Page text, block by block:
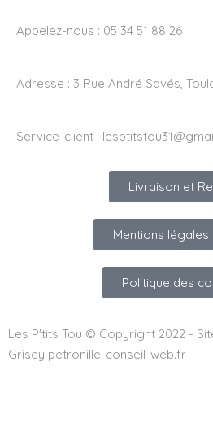
Appelez-nous : 05 34 51 88 26
Adresse : 3 Rue André Savés,
Service-client :
Livraison et
Mentions légales
Politique des
Les P'tits Tou © Copyright 2022 -
Grisey petronille-conseil-web.fr